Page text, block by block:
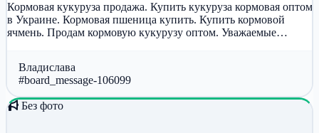
Кормовая кукуруза продажа. Купить кукуруза кормовая оптом
в Украине. Кормовая пшеница купить. Купить кормовой
ячмень. Продам кормовую кукурузу оптом. Уважаемые
Владислава
#board_message-106099
Без фото